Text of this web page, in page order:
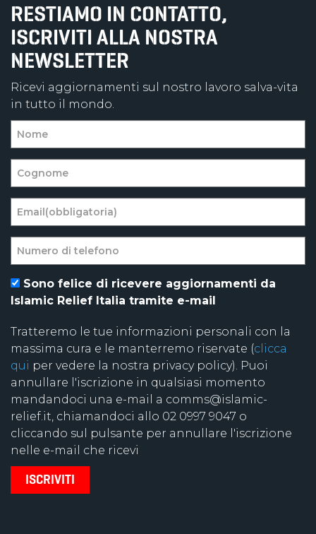
RESTIAMO IN CONTATTO,
ISCRIVITI ALLA NOSTRA
NEWSLETTER
Ricevi aggiornamenti sul nostro lavoro salva-vita
in tutto il mondo.
Sono felice di ricevere aggiornamenti da
Islamic Relief Italia tramite e-mail
Tratteremo le tue informazioni personali con la
massima cura e le manterremo riservate (clicca
qui per vedere la nostra privacy policy). Puoi
annullare l'iscrizione in qualsiasi momento
mandandoci una e-mail a comms@islamic-
relief.it, chiamandoci allo 02 0997 9047 o
cliccando sul pulsante per annullare l'iscrizione
nelle e-mail che ricevi